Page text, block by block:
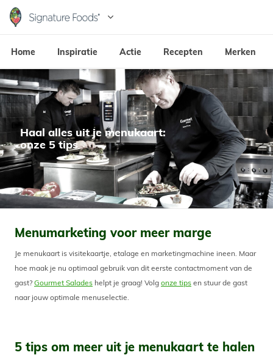
Skip
main
content
Home Inspiratie Actie Recepten Merken
Haal alles uit je menukaart:
onze 5 tips
Menumarketing voor meer marge
Je menukaart is visitekaartje, etalage en marketingmachine ineen. Maar
hoe maak je nu optimaal gebruik van dit eerste contactmoment van de
gast? Gourmet Salades helpt je graag! Volg onze tips en stuur de gast
naar jouw optimale menuselectie.
5 tips om meer uit je menukaart te halen